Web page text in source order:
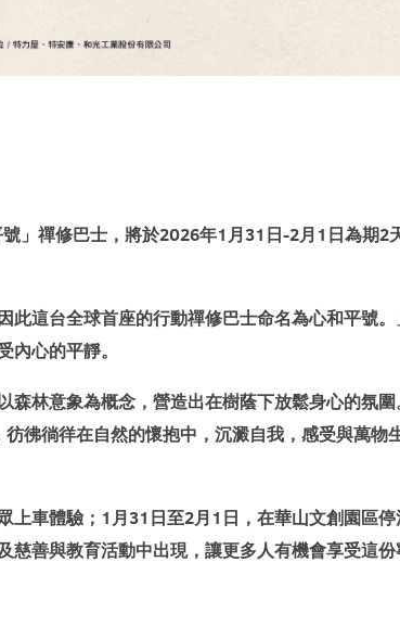
」禪修巴士，將於2026年1月31日-2月1日為期2
這台全球首座的行動禪修巴士命名為心和平號
心的平靜。
森林意象為概念，營造出在樹蔭下放鬆身心的氛
彿徜徉在自然的懷抱中，沉澱自我，感受與萬物
上車體驗；1月31日至2月1日，在華山文創園區
善與教育活動中出現，讓更多人有機會享受這份